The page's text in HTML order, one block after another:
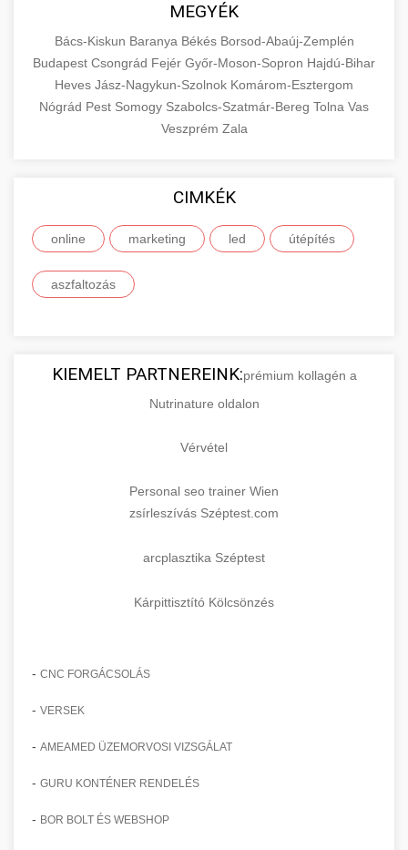
MEGYÉK
Bács-Kiskun Baranya Békés Borsod-Abaúj-Zemplén
Budapest Csongrád Fejér Győr-Moson-Sopron Hajdú-Bihar
Heves Jász-Nagykun-Szolnok Komárom-Esztergom
Nógrád Pest Somogy Szabolcs-Szatmár-Bereg Tolna Vas
Veszprém Zala
CIMKÉK
online marketing led útépítés
aszfaltozás
KIEMELT PARTNEREINK:prémium kollagén a
Nutrinature oldalon
Vérvétel
Personal seo trainer Wien
zsírleszívás Széptest.com
arcplasztika Széptest
Kárpittisztító Kölcsönzés
- CNC FORGÁCSOLÁS
- VERSEK
- AMEAMED ÜZEMORVOSI VIZSGÁLAT
- GURU KONTÉNER RENDELÉS
- BOR BOLT ÉS WEBSHOP